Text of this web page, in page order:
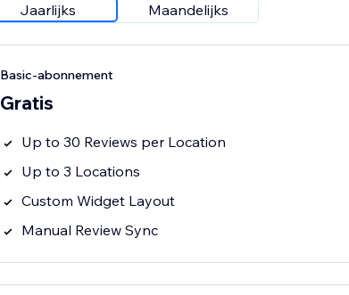
Jaarlijks Maandelijks
Basic-abonnement
Gratis
Up to 30 Reviews per Location
Up to 3 Locations
Custom Widget Layout
Manual Review Sync